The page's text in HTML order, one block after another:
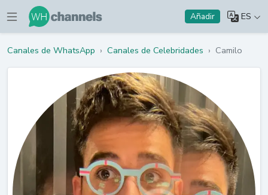
Añadir ES
Canales de WhatsApp › Canales de Celebridades › Camilo